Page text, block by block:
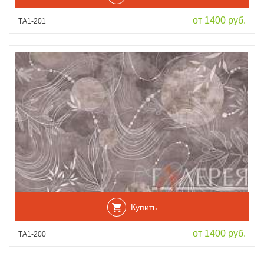
ТА1-201 от 1400 руб.
Купить
ТА1-200 от 1400 руб.